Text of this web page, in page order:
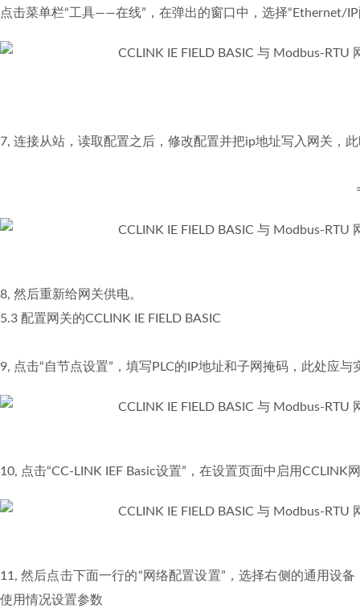
点击菜单栏“工具——在线”，在弹出的窗口中，选择“Ethernet/IP
7, 连接从站，读取配置之后，修改配置并把ip地址写入网关，
8, 然后重新给网关供电。
5.3 配置网关的CCLINK IE FIELD BASIC
9, 点击“自节点设置”，填写PLC的IP地址和子网掩码，此处应与
10, 点击“CC-LINK IEF Basic设置”，在设置页面中启用CCLINK
11, 然后点击下面一行的“网络配置设置”，选择右侧的通用设
使用情况设置参数